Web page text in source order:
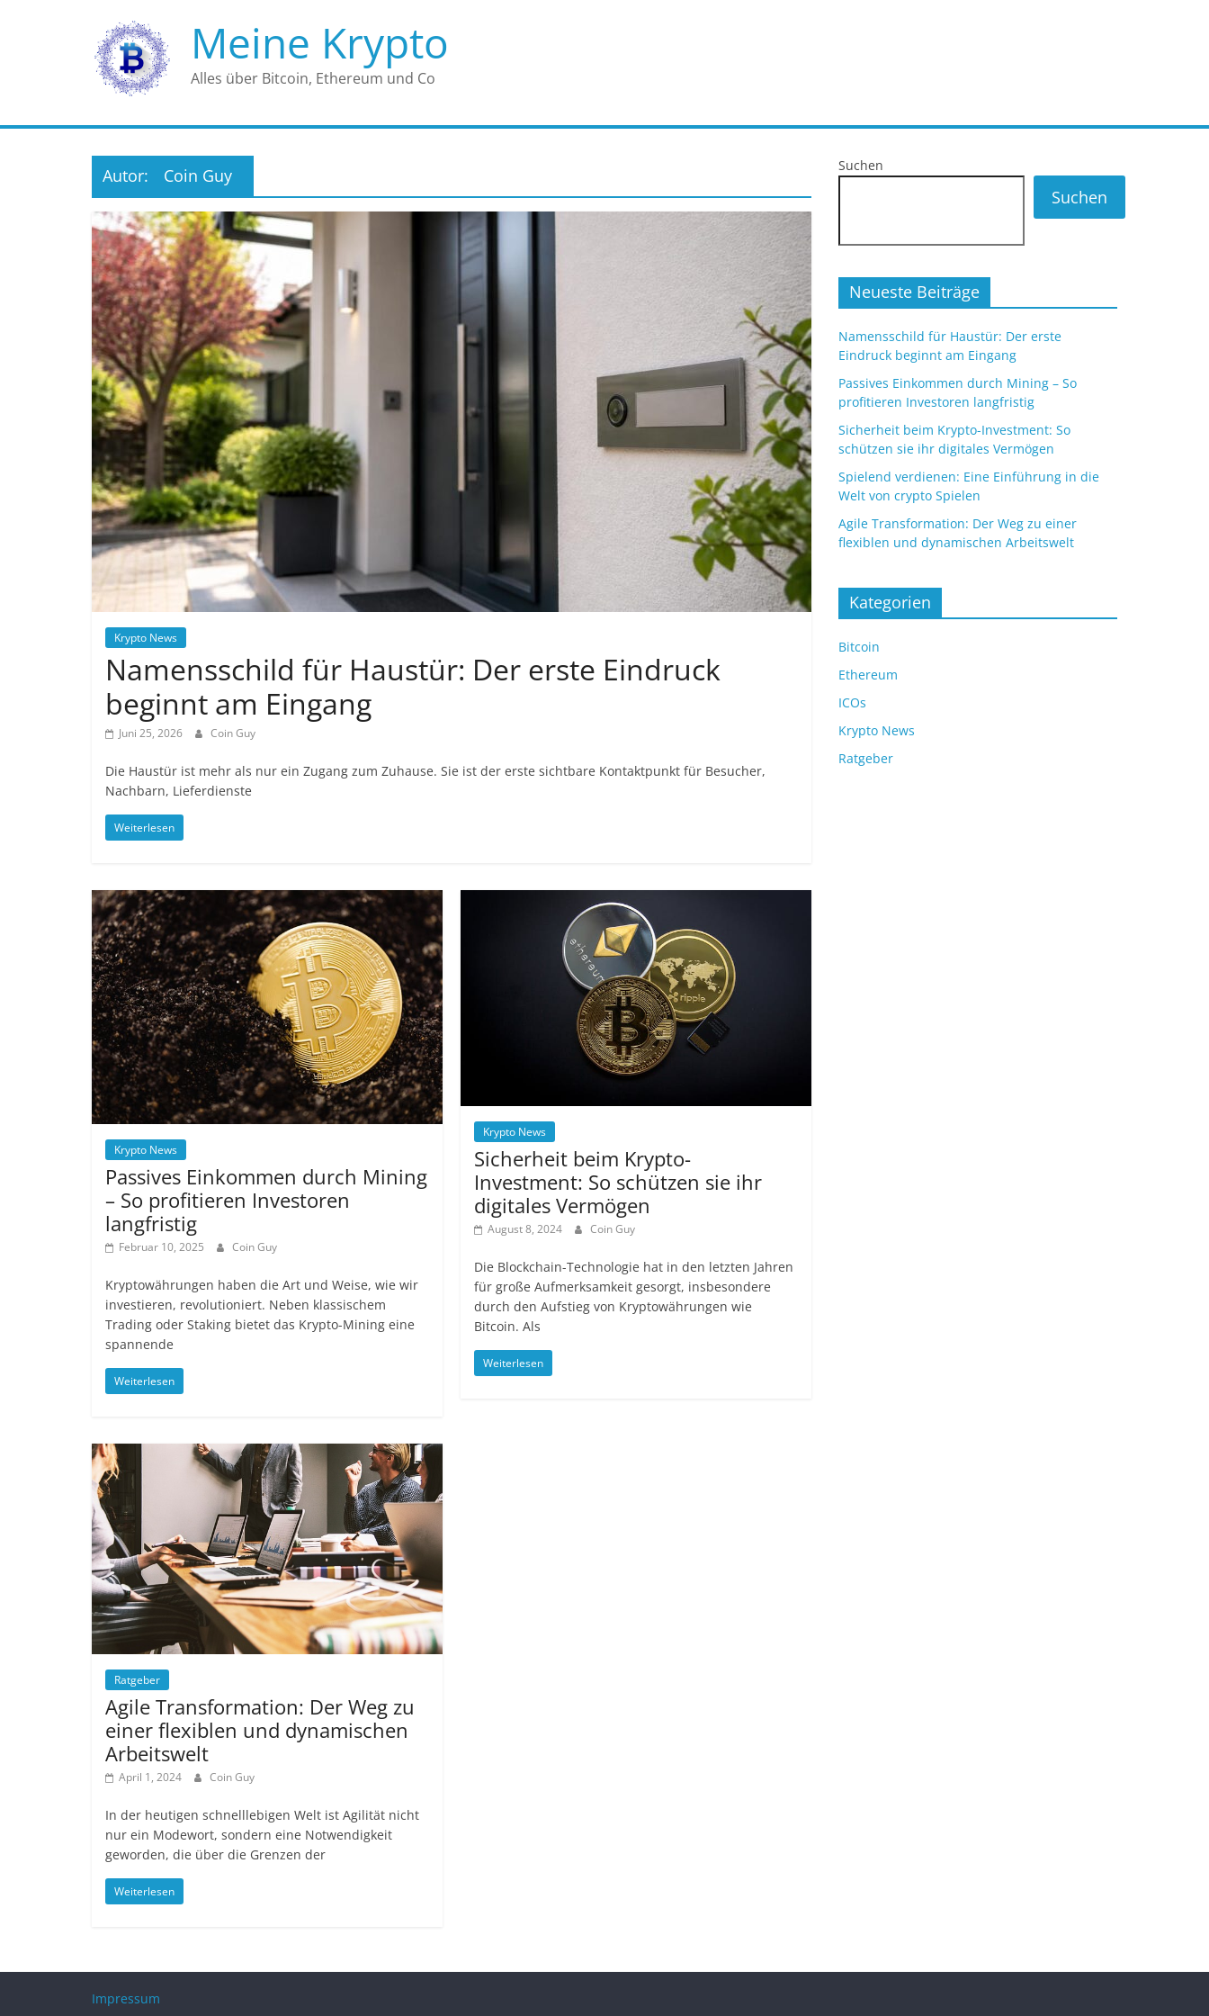
Meine Krypto
Alles über Bitcoin, Ethereum und Co
Autor: Coin Guy
Krypto News
Namensschild für Haustür: Der erste Eindruck
beginnt am Eingang
Juni 25, 2026 Coin Guy
Die Haustür ist mehr als nur ein Zugang zum Zuhause. Sie ist der erste sichtbare Kontaktpunkt für Besucher,
Nachbarn, Lieferdienste
Weiterlesen
Krypto News
Passives Einkommen durch Mining
– So profitieren Investoren
langfristig
Februar 10, 2025 Coin Guy
Kryptowährungen haben die Art und Weise, wie wir
investieren, revolutioniert. Neben klassischem
Trading oder Staking bietet das Krypto-Mining eine
spannende
Weiterlesen
Krypto News
Sicherheit beim Krypto-
Investment: So schützen sie ihr
digitales Vermögen
August 8, 2024 Coin Guy
Die Blockchain-Technologie hat in den letzten Jahren
für große Aufmerksamkeit gesorgt, insbesondere
durch den Aufstieg von Kryptowährungen wie
Bitcoin. Als
Weiterlesen
Ratgeber
Agile Transformation: Der Weg zu
einer flexiblen und dynamischen
Arbeitswelt
April 1, 2024 Coin Guy
In der heutigen schnelllebigen Welt ist Agilität nicht
nur ein Modewort, sondern eine Notwendigkeit
geworden, die über die Grenzen der
Weiterlesen
Suchen
Suchen
Neueste Beiträge
Namensschild für Haustür: Der erste
Eindruck beginnt am Eingang
Passives Einkommen durch Mining – So
profitieren Investoren langfristig
Sicherheit beim Krypto-Investment: So
schützen sie ihr digitales Vermögen
Spielend verdienen: Eine Einführung in die
Welt von crypto Spielen
Agile Transformation: Der Weg zu einer
flexiblen und dynamischen Arbeitswelt
Kategorien
Bitcoin
Ethereum
ICOs
Krypto News
Ratgeber
Impressum